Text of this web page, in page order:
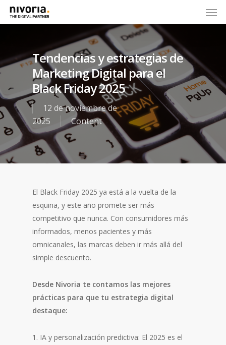
Tendencias y estrategias de
Marketing Digital para el
Black Friday 2025
12 de noviembre de
2025
Content
El Black Friday 2025 ya está a la vuelta de la
esquina, y este año promete ser más
competitivo que nunca. Con consumidores más
informados, menos pacientes y más
omnicanales, las marcas deben ir más allá del
simple descuento.
Desde Nivoria te contamos las mejores
prácticas para que tu estrategia digital
destaque:
1. IA y personalización predictiva: El 2025 es el